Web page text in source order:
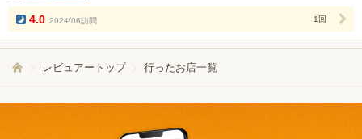
数
4.0 2024/06訪問 1回
レビュアートップ 行ったお店一覧